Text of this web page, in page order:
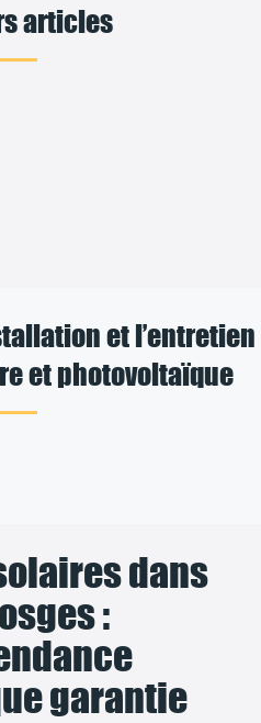
articles
et l’entretien
et photovoltaïque
dans
:
garantie